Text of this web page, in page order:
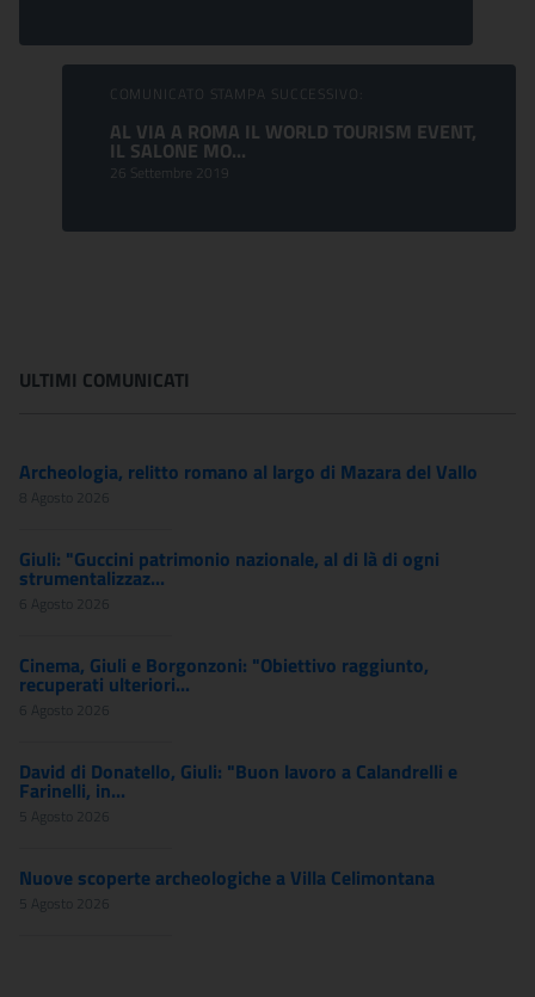
COMUNICATO STAMPA SUCCESSIVO:
AL VIA A ROMA IL WORLD TOURISM EVENT,
IL SALONE MO...
26 Settembre 2019
ULTIMI COMUNICATI
Archeologia, relitto romano al largo di Mazara del Vallo
8 Agosto 2026
Giuli: "Guccini patrimonio nazionale, al di là di ogni
strumentalizzaz...
6 Agosto 2026
Cinema, Giuli e Borgonzoni: "Obiettivo raggiunto,
recuperati ulteriori...
6 Agosto 2026
David di Donatello, Giuli: "Buon lavoro a Calandrelli e
Farinelli, in...
5 Agosto 2026
Nuove scoperte archeologiche a Villa Celimontana
5 Agosto 2026